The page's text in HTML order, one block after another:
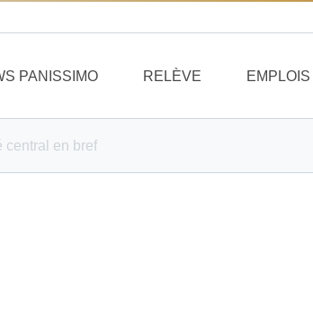
PANISSIMO RELÈVE EMPLOIS
central en bref